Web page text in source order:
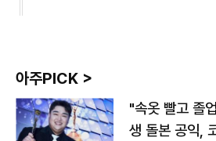
아주PICK >
"속옷 빨고 졸
생 돌본 공익,